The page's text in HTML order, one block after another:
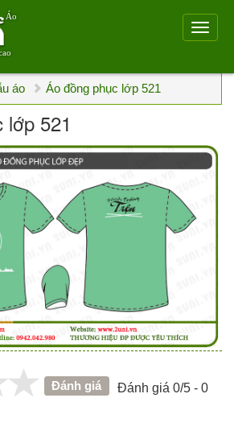
Áo
áo Áo đồng phục lớp 521
lớp 521
Đánh giá Đánh giá 0/5 - 0